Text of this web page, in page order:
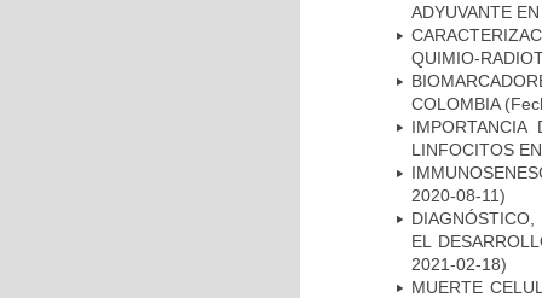
ADYUVANTE
QUIMIO-
COLOMBIA
LINFOCITOS
2020-08-11)
EL
2021-02-18)
MUERTE